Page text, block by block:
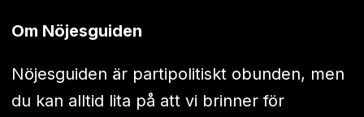
Om Nöjesguiden
Nöjesguiden är partipolitiskt obunden, men
du kan alltid lita på att vi brinner för